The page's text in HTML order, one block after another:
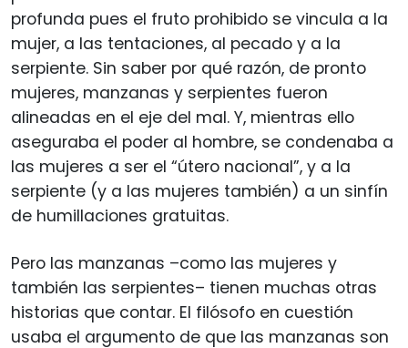
profunda pues el fruto prohibido se vincula a la
mujer, a las tentaciones, al pecado y a la
serpiente. Sin saber por qué razón, de pronto
mujeres, manzanas y serpientes fueron
alineadas en el eje del mal. Y, mientras ello
aseguraba el poder al hombre, se condenaba a
las mujeres a ser el “útero nacional”, y a la
serpiente (y a las mujeres también) a un sinfín
de humillaciones gratuitas.
Pero las manzanas –como las mujeres y
también las serpientes– tienen muchas otras
historias que contar. El filósofo en cuestión
usaba el argumento de que las manzanas son